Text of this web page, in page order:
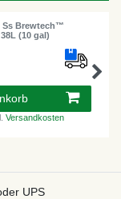
Ss Brewtech™
(10 gal)
Versandkosten
UPS